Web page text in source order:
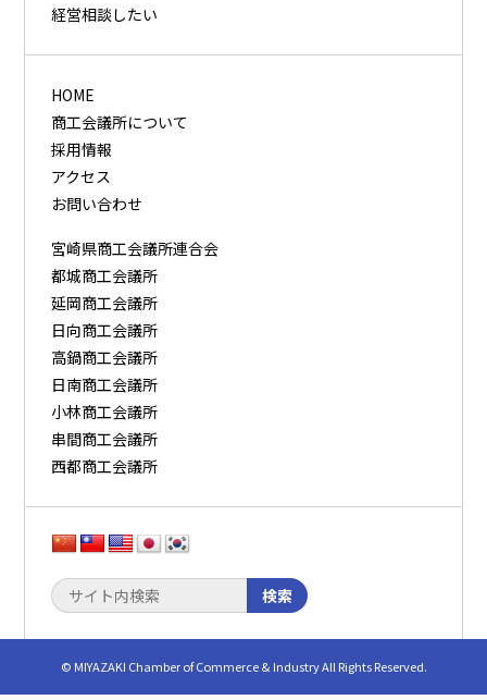
経営相談したい
HOME
商工会議所について
採用情報
アクセス
お問い合わせ
宮崎県商工会議所連合会
都城商工会議所
延岡商工会議所
日向商工会議所
高鍋商工会議所
日南商工会議所
小林商工会議所
串間商工会議所
西都商工会議所
検索
© MIYAZAKI Chamber of Commerce & Industry All Rights Reserved.